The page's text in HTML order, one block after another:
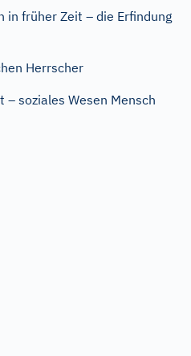
in früher Zeit – die Erfindung
Herrscher
– soziales Wesen Mensch